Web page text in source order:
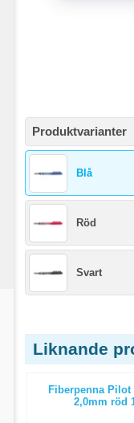
Produktvarianter
Blå
Röd
Svart
Liknande
Fiberpenna Pilot
2,0mm röd